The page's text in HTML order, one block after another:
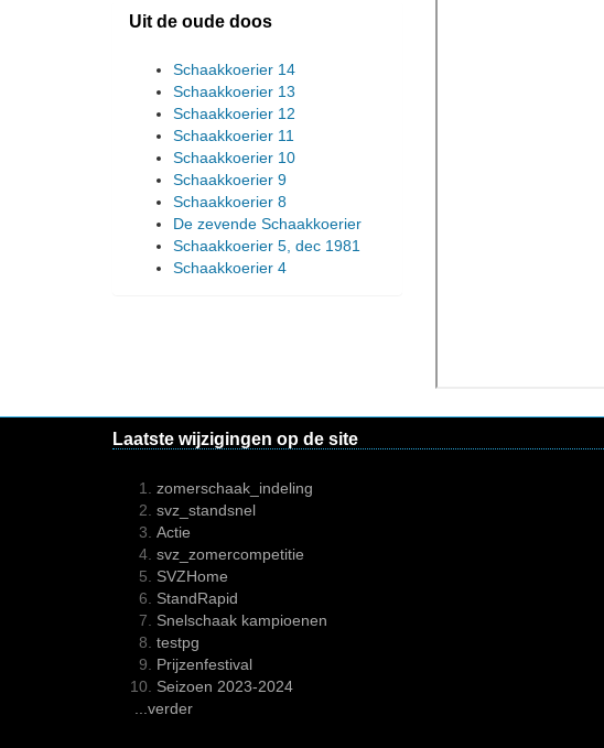
Uit de oude doos
Schaakkoerier 14
Schaakkoerier 13
Schaakkoerier 12
Schaakkoerier 11
Schaakkoerier 10
Schaakkoerier 9
Schaakkoerier 8
De zevende Schaakkoerier
Schaakkoerier 5, dec 1981
Schaakkoerier 4
Laatste wijzigingen op de site
zomerschaak_indeling
svz_standsnel
Actie
svz_zomercompetitie
SVZHome
StandRapid
Snelschaak kampioenen
testpg
Prijzenfestival
Seizoen 2023-2024
...verder